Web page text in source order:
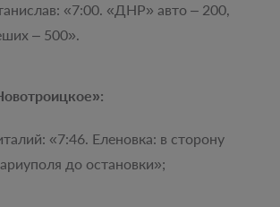
«7:00. «ДНР» авто – 200,
– 500».
«7:46. Еленовка: в сторону
до остановки»;